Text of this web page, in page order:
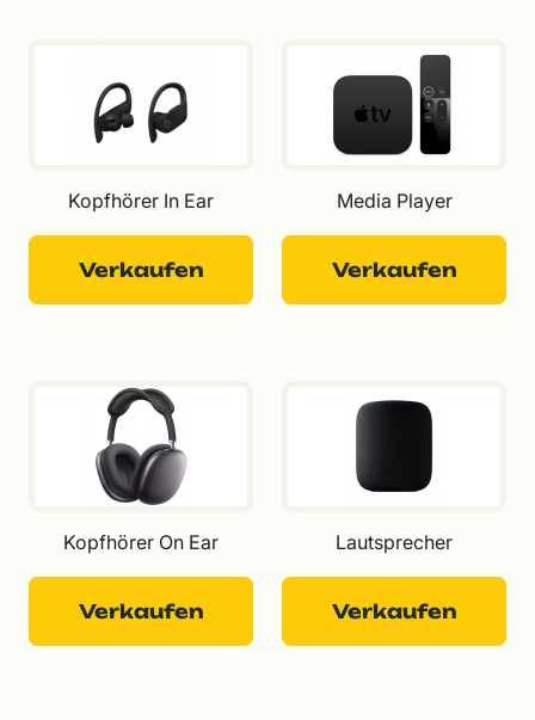
Kopfhörer In Ear
Verkaufen
Media Player
Verkaufen
Kopfhörer On Ear
Verkaufen
Lautsprecher
Verkaufen